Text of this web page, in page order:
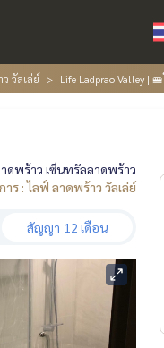
วัลเล่ย์ Life Ladprao Valley |
ดพร้าว เซ็นทรัลลาดพร้าว
าร : ไลฟ์ ลาดพร้าว วัลเล่ย์
สัญญา 12 เดือน